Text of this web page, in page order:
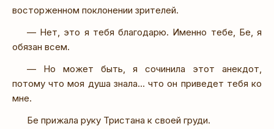
восторженном поклонении зрителей.
— Нет, это я тебя благодарю. Именно тебе, Бе, я
обязан всем.
— Но может быть, я сочинила этот анекдот,
потому что моя душа знала... что он приведет тебя ко
мне.
Бе прижала руку Тристана к своей груди.